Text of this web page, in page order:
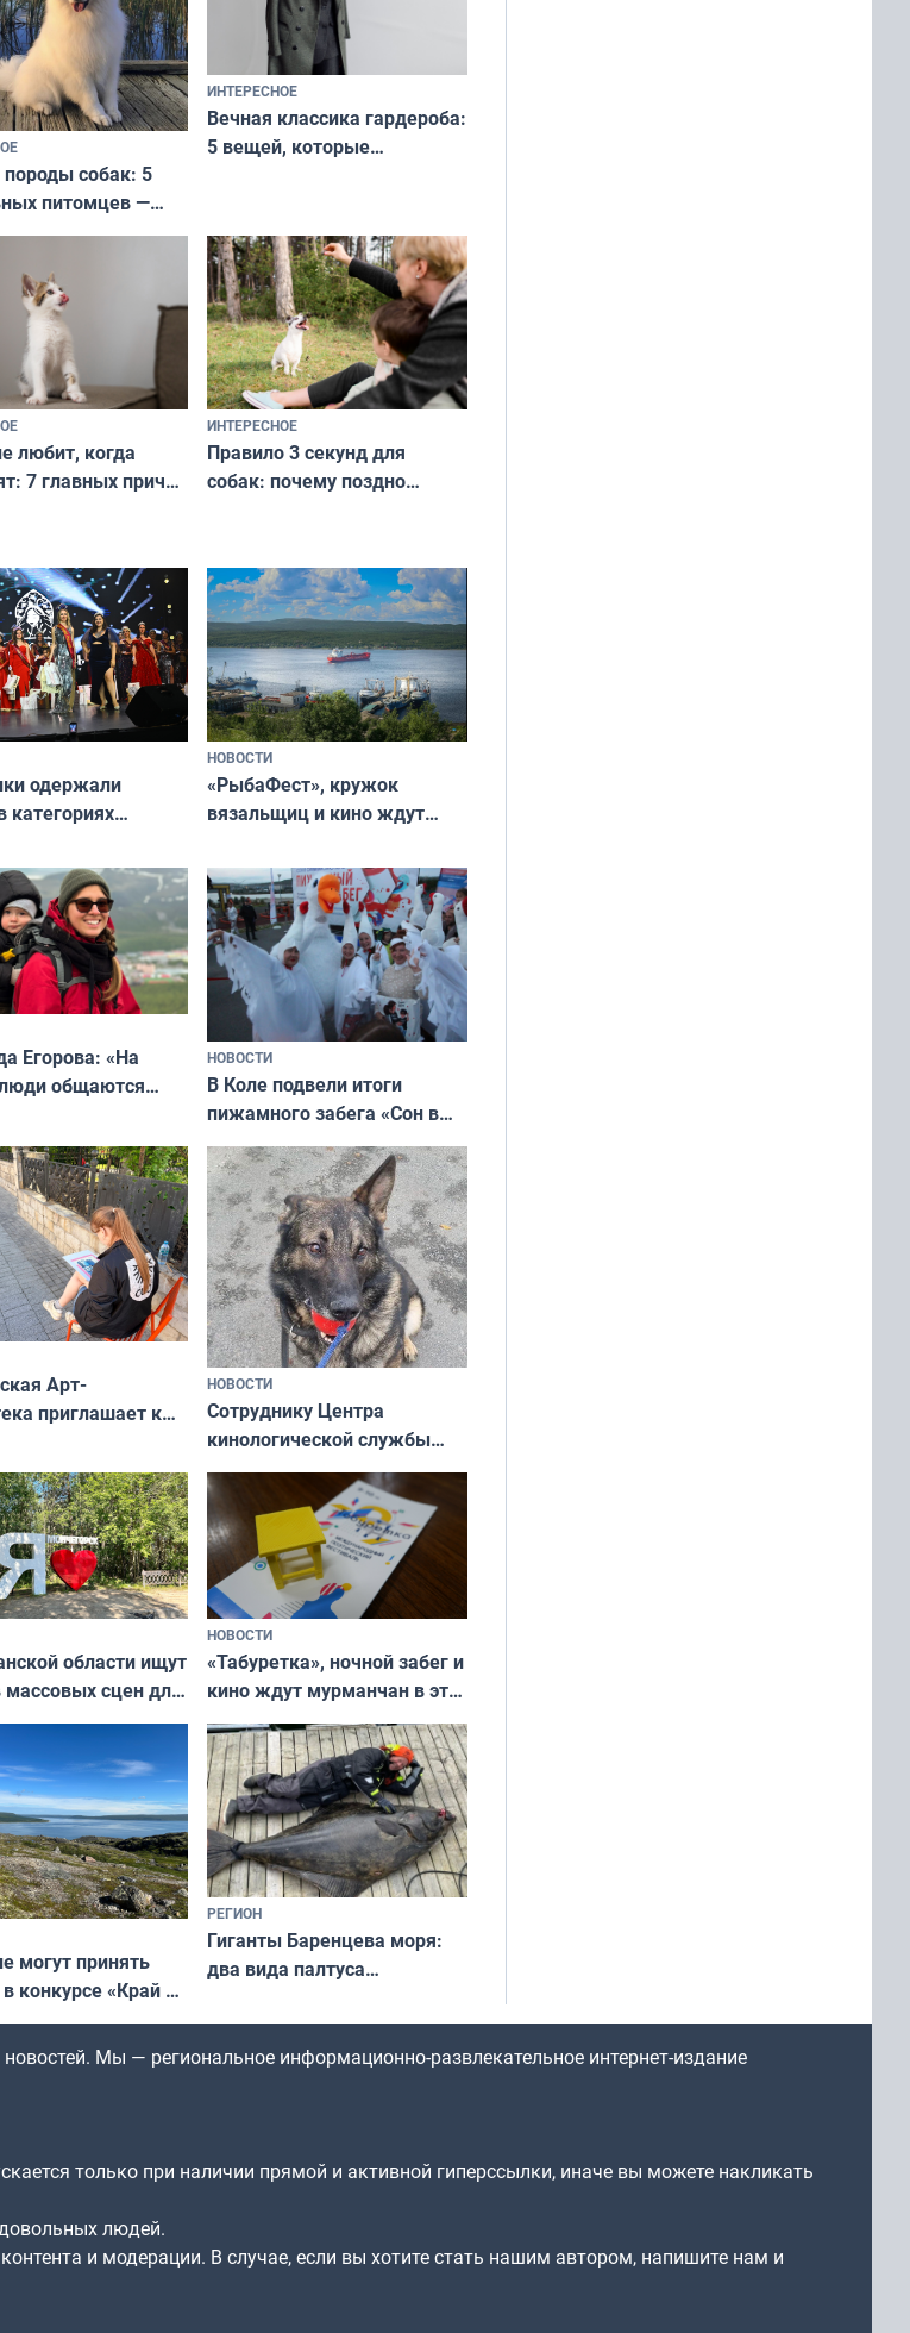
породы собак: 5
питомцев —
сокровища
ИНТЕРЕСНОЕ
Вечная классика гардероба:
5 вещей, которые
и актуально в любой сезон
любит, когда
7 главных причин
питомцу
ИНТЕРЕСНОЕ
Правило 3 секунд для
собак: почему поздно
питомцу всё сразу и без
криков
одержали
категориях
Великая
НОВОСТИ
«РыбаФест», кружок
вязальщиц и кино ждут
Егорова: «На
общаются
что
НОВОСТИ
В Коле подвели итоги
пижамного забега «Сон в
Олимпийскую ночь»
Арт-
приглашает к
НОВОСТИ
Сотруднику Центра
кинологической службы
ищут новый дом
области ищут
массовых сцен для
фильме
НОВОСТИ
«Табуретка», ночной забег и
кино ждут мурманчан в эти
выходные
могут принять
конкурсе «Край у
границы: фотогид
округу»
РЕГИОН
Гиганты Баренцева моря:
два вида палтуса
Мы — региональное информационно-развлекательное интернет-издание
только при наличии прямой и активной гиперссылки, иначе вы можете накликать
людей.
и модерации. В случае, если вы хотите стать нашим автором, напишите нам и